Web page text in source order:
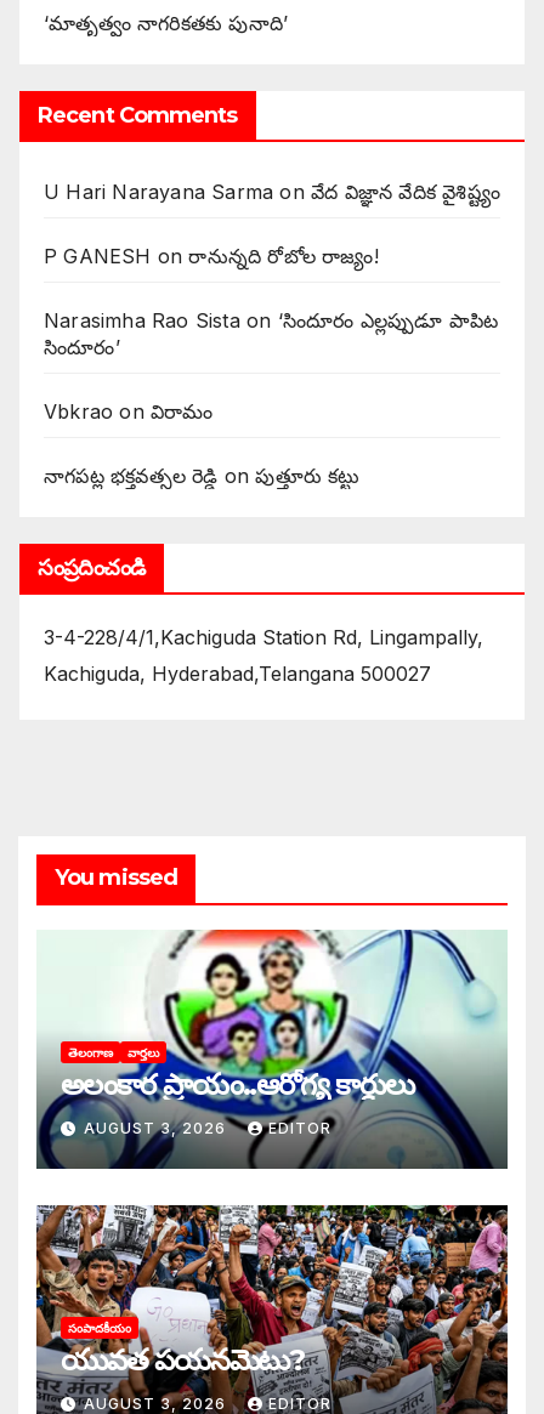
‘మాతృత్వం నాగరికతకు పునాది’
Recent Comments
U Hari Narayana Sarma onవేద విజ్ఞాన వేదిక వైశిష్ట్యం
P GANESH on‌రానున్నది రోబోల రాజ్యం!
Narasimha Rao Sistaon ‘సిందూరం ఎల్లప్పుడూ పాపిట
సిందూరం’
Vbkrao onవిరామం
నాగపట్ల భక్తవత్సల రెడ్డి onపుత్తూరు కట్టు
సంప్రదించండి
3-4-228/4/1,Kachiguda Station Rd, Lingampally,
Kachiguda, Hyderabad,Telangana 500027
You missed
తెలంగాణ వార్తలు
అలంకార ప్రాయం..ఆరోగ్య కార్డులు
AUGUST 3, 2026 EDITOR
సంపాదకీయం
యువత పయనమెటు?
AUGUST 3, 2026 EDITOR